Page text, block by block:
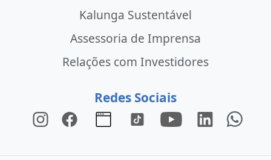
Kalunga Sustentável
Assessoria de Imprensa
Relações com Investidores
Redes Sociais